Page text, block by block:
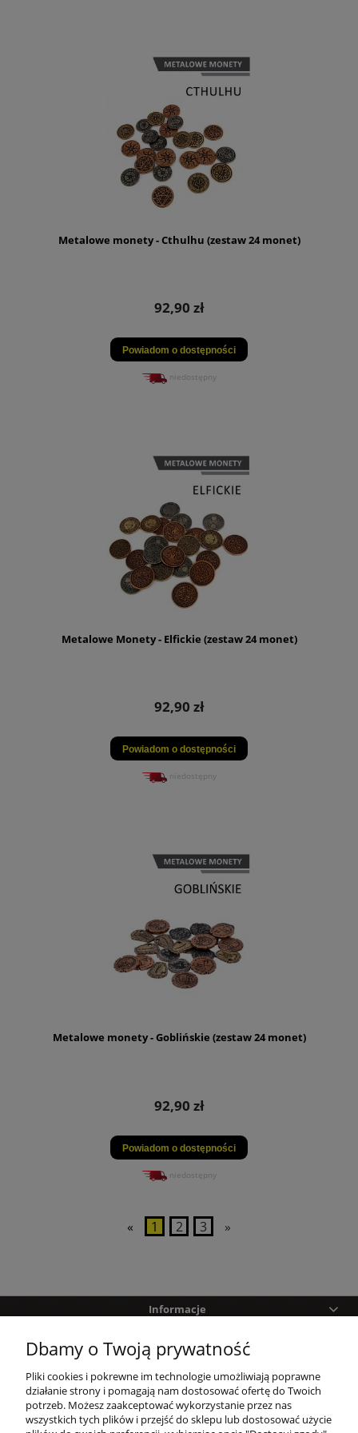
Metalowe monety - Cthulhu (zestaw 24 monet)
92,90 zł
Powiadom o dostępności
niedostępny
Metalowe Monety - Elfickie (zestaw 24 monet)
92,90 zł
Powiadom o dostępności
niedostępny
Metalowe monety - Goblińskie (zestaw 24 monet)
92,90 zł
Powiadom o dostępności
niedostępny
« 1 2 3 »
Informacje
Pomoc
Zakupy
Twoje konto
Dbamy o Twoją prywatność
Pliki cookies i pokrewne im technologie umożliwiają poprawne
działanie strony i pomagają nam dostosować ofertę do Twoich
potrzeb. Możesz zaakceptować wykorzystanie przez nas
wszystkich tych plików i przejść do sklepu lub dostosować użycie